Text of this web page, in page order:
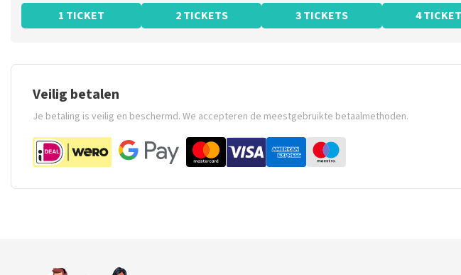
1 TICKET 2 TICKETS 3 TICKETS 4
Veilig betalen
Je betaling is veilig en beschermd. We accepteren de meestgebruikte betaalmethoden.